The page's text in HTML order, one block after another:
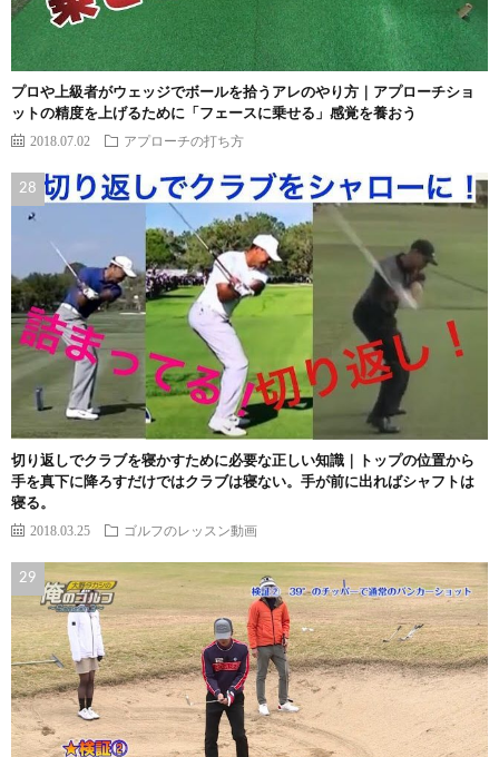
プロや上級者がウェッジでボールを拾うアレのやり方｜アプローチショ
ットの精度を上げるために「フェースに乗せる」感覚を養おう
2018.07.02 アプローチの打ち方
切り返しでクラブを寝かすために必要な正しい知識｜トップの位置から
手を真下に降ろすだけではクラブは寝ない。手が前に出ればシャフトは
寝る。
2018.03.25 ゴルフのレッスン動画